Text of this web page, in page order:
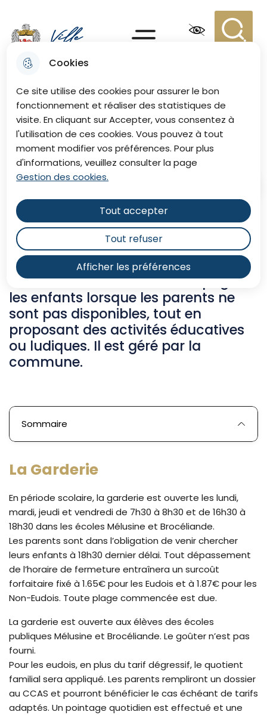
Cookies
Ce site utilise des cookies pour assurer le bon
fonctionnement et réaliser des statistiques de
visite. En cliquant sur Accepter, vous consentez à
l'utilisation de ces cookies. Vous pouvez à tout
moment modifier vos préférences. Pour plus
d'informations, veuillez consulter la page
Gestion des cookies.
Afficher les préférences
Tout accepter
Tout refuser
menu
recherche
principal
Consulter
le plan du
site
Menu principal
Menu
Les activités périscolaires
Le périscolaire désigne les activités
organisées avant ou après les
heures de classe les jours d’école.
Ces activités visent à accompagner
les enfants lorsque les parents ne
sont pas disponibles, tout en
proposant des activités éducatives
ou ludiques. Il est géré par la
commune.
Sommaire
La Garderie
En période scolaire, la garderie est ouverte les lundi,
mardi, jeudi et vendredi de 7h30 à 8h30 et de 16h30 à
18h30 dans les écoles Mélusine et Brocéliande.
Les parents sont dans l’obligation de venir chercher
leurs enfants à 18h30 dernier délai. Tout dépassement
de l’horaire de fermeture entraînera un surcoût
forfaitaire fixé à 1.65€ pour les Eudois et à 1.87€ pour les
Non-Eudois. Toute plage commencée est due.
La garderie est ouverte aux élèves des écoles
publiques Mélusine et Brocéliande. Le goûter n’est pas
fourni.
Pour les eudois, en plus du tarif dégressif, le quotient
familial sera appliqué. Les parents rempliront un dossier
au CCAS et pourront bénéficier le cas échéant de tarifs
adaptés. Un pointage quotidien est effectué et une